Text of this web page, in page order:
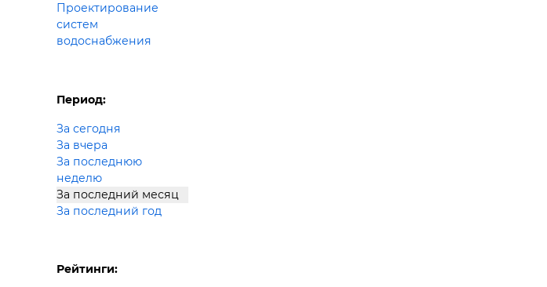
Проектирование
систем
водоснабжения
Период:
За сегодня
За вчера
За последнюю
неделю
За последний месяц
За последний год
Рейтинги: